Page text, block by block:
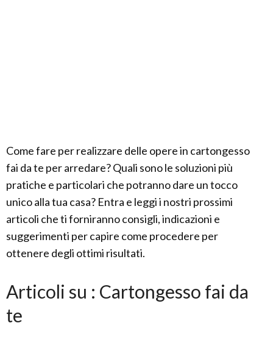
Come fare per realizzare delle opere in cartongesso
fai da te per arredare? Quali sono le soluzioni più
pratiche e particolari che potranno dare un tocco
unico alla tua casa? Entra e leggi i nostri prossimi
articoli che ti forniranno consigli, indicazioni e
suggerimenti per capire come procedere per
ottenere degli ottimi risultati.
Articoli su : Cartongesso fai da
te